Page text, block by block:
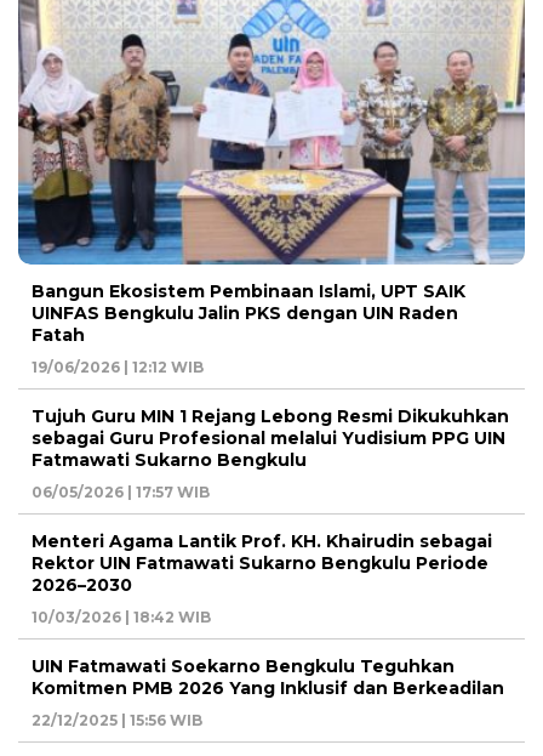
Bangun Ekosistem Pembinaan Islami, UPT SAIK
UINFAS Bengkulu Jalin PKS dengan UIN Raden
Fatah
19/06/2026 | 12:12 WIB
Tujuh Guru MIN 1 Rejang Lebong Resmi Dikukuhkan
sebagai Guru Profesional melalui Yudisium PPG UIN
Fatmawati Sukarno Bengkulu
06/05/2026 | 17:57 WIB
Menteri Agama Lantik Prof. KH. Khairudin sebagai
Rektor UIN Fatmawati Sukarno Bengkulu Periode
2026–2030
10/03/2026 | 18:42 WIB
UIN Fatmawati Soekarno Bengkulu Teguhkan
Komitmen PMB 2026 Yang Inklusif dan Berkeadilan
22/12/2025 | 15:56 WIB